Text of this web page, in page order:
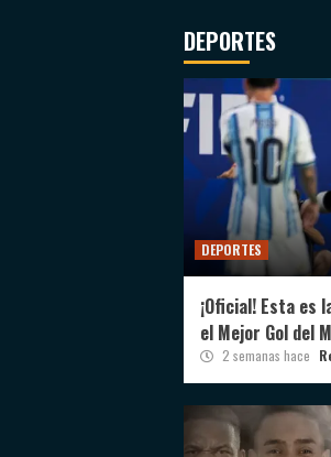
DEPORTES
DEPORTES
¡Oficial! Esta es
el Mejor Gol del
2 semanas hace